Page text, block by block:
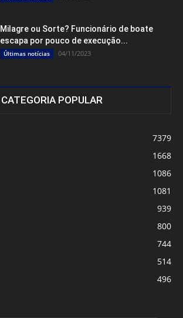
Milagre ou Sorte? Funcionário de boate
escapa por pouco de execução...
Últimas notícias 04/11/2023
CATEGORIA POPULAR
7379
1668
1086
1081
939
800
744
514
496